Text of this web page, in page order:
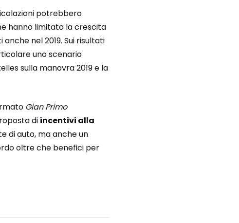
potrebbero
hanno limitato la crescita
nel 2019. Sui risultati
uno scenario
sulla manovra 2019 e la
Gian Primo
di incentivi alla
di auto, ma anche un
oltre che benefici per